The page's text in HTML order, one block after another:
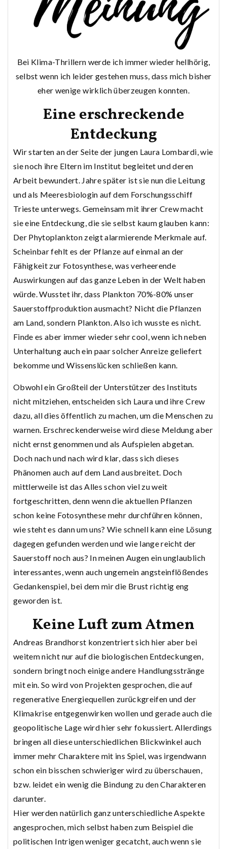
Bei Klima-Thrillern werde ich immer wieder hellhörig,
selbst wenn ich leider gestehen muss, dass mich bisher
eher wenige wirklich überzeugen konnten.
Eine erschreckende
Entdeckung
Wir starten an der Seite der jungen Laura Lombardi, wie
sie noch ihre Eltern im Institut begleitet und deren
Arbeit bewundert. Jahre später ist sie nun die Leitung
und als Meeresbiologin auf dem Forschungsschiff
Trieste unterwegs. Gemeinsam mit ihrer Crew macht
sie eine Entdeckung, die sie selbst kaum glauben kann:
Der Phytoplankton zeigt alarmierende Merkmale auf.
Scheinbar fehlt es der Pflanze auf einmal an der
Fähigkeit zur Fotosynthese, was verheerende
Auswirkungen auf das ganze Leben in der Welt haben
würde. Wusstet ihr, dass Plankton 70%-80% unser
Sauerstoffproduktion ausmacht? Nicht die Pflanzen
am Land, sondern Plankton. Also ich wusste es nicht.
Finde es aber immer wieder sehr cool, wenn ich neben
Unterhaltung auch ein paar solcher Anreize geliefert
bekomme und Wissenslücken schließen kann.
Obwohl ein Großteil der Unterstützer des Instituts
nicht mitziehen, entscheiden sich Laura und ihre Crew
dazu, all dies öffentlich zu machen, um die Menschen zu
warnen. Erschreckenderweise wird diese Meldung aber
nicht ernst genommen und als Aufspielen abgetan.
Doch nach und nach wird klar, dass sich dieses
Phänomen auch auf dem Land ausbreitet. Doch
mittlerweile ist das Alles schon viel zu weit
fortgeschritten, denn wenn die aktuellen Pflanzen
schon keine Fotosynthese mehr durchführen können,
wie steht es dann um uns? Wie schnell kann eine Lösung
dagegen gefunden werden und wie lange reicht der
Sauerstoff noch aus? In meinen Augen ein unglaublich
interessantes, wenn auch ungemein angsteinflößendes
Gedankenspiel, bei dem mir die Brust richtig eng
geworden ist.
Keine Luft zum Atmen
Andreas Brandhorst konzentriert sich hier aber bei
weitem nicht nur auf die biologischen Entdeckungen,
sondern bringt noch einige andere Handlungsstränge
mit ein. So wird von Projekten gesprochen, die auf
regenerative Energiequellen zurückgreifen und der
Klimakrise entgegenwirken wollen und gerade auch die
geopolitische Lage wird hier sehr fokussiert. Allerdings
bringen all diese unterschiedlichen Blickwinkel auch
immer mehr Charaktere mit ins Spiel, was irgendwann
schon ein bisschen schwieriger wird zu überschauen,
bzw. leidet ein wenig die Bindung zu den Charakteren
darunter.
Hier werden natürlich ganz unterschiedliche Aspekte
angesprochen, mich selbst haben zum Beispiel die
politischen Intrigen weniger gecatcht, auch wenn sie